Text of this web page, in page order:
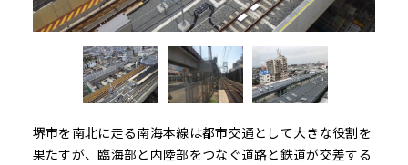
堺市を南北に走る南海本線は都市交通として大きな役割を
果たすが、臨海部と内陸部をつなぐ道路と鉄道が交差する